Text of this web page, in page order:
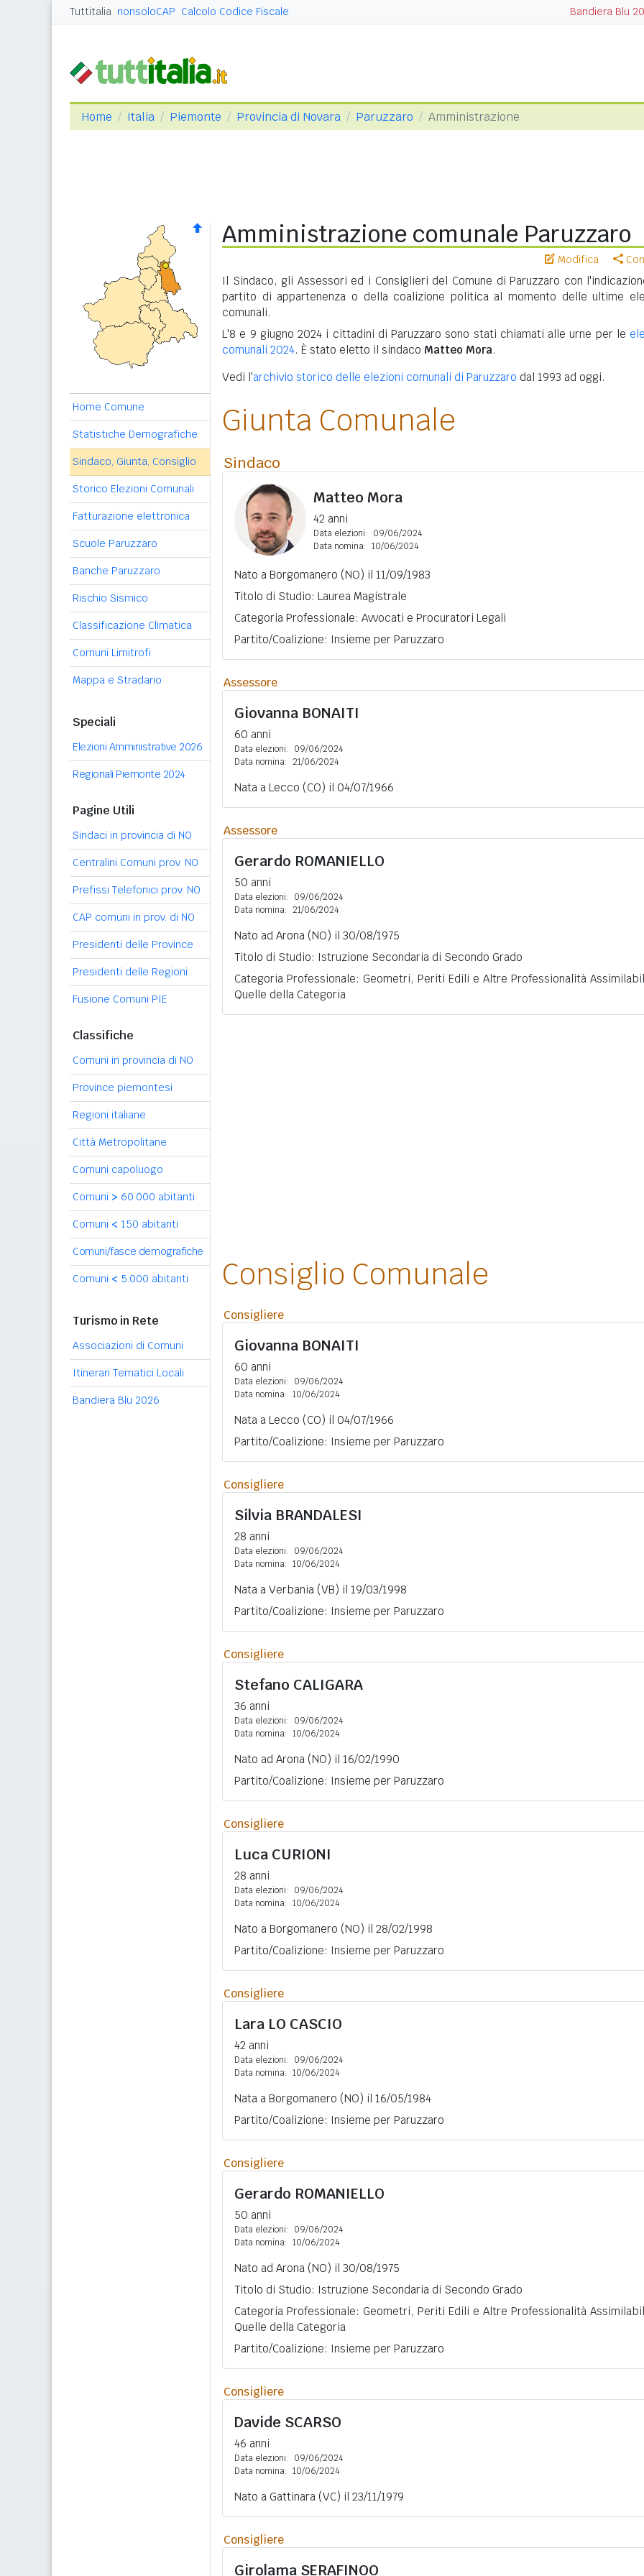
Tuttitalia nonsoloCAP Calcolo Codice Fiscale Bandiera Blu
Home Italia Piemonte Provincia di Novara Paruzzaro Amministrazione
Home Comune
Statistiche Demografiche
Sindaco, Giunta, Consiglio
Storico Elezioni Comunali
Fatturazione elettronica
Scuole Paruzzaro
Banche Paruzzaro
Rischio Sismico
Classificazione Climatica
Comuni Limitrofi
Mappa e Stradario
Speciali
Elezioni Amministrative 2026
Regionali Piemonte 2024
Pagine Utili
Sindaci in provincia di NO
Centralini Comuni prov. NO
Prefissi Telefonici prov. NO
CAP comuni in prov. di NO
Presidenti delle Province
Presidenti delle Regioni
Fusione Comuni PIE
Classifiche
Comuni in provincia di NO
Province piemontesi
Regioni italiane
Città Metropolitane
Comuni capoluogo
Comuni > 60.000 abitanti
Comuni < 150 abitanti
Comuni/fasce demografiche
Comuni < 5.000 abitanti
Turismo in Rete
Associazioni di Comuni
Itinerari Tematici Locali
Bandiera Blu 2026
Amministrazione comunale Paruzzaro
Modifica
Il Sindaco, gli Assessori ed i Consiglieri del Comune di Paruzzaro con
partito di appartenenza o della coalizione politica al momento delle ultime
comunali.
L'8 e 9 giugno 2024 i cittadini di Paruzzaro sono stati chiamati alle urne per le
comunali 2024. È stato eletto il sindaco Matteo Mora.
Vedi l'archivio storico delle elezioni comunali di Paruzzaro dal 1993 ad oggi.
Giunta Comunale
Sindaco
Matteo Mora
42 anni
Data elezioni:
09/06/2024
Data nomina: 10/06/2024
Nato a Borgomanero (NO) il 11/09/1983
Titolo di Studio: Laurea Magistrale
Categoria Professionale: Avvocati e Procuratori Legali
Partito/Coalizione: Insieme per Paruzzaro
Assessore
Giovanna BONAITI
60 anni
Data elezioni:
09/06/2024
Data nomina: 21/06/2024
Nata a Lecco (CO) il 04/07/1966
Assessore
Gerardo ROMANIELLO
50 anni
Data elezioni:
09/06/2024
Data nomina: 21/06/2024
Nato ad Arona (NO) il 30/08/1975
Titolo di Studio: Istruzione Secondaria di Secondo Grado
Categoria Professionale: Geometri, Periti Edili e Altre Professionalità
Quelle della Categoria
Consiglio Comunale
Consigliere
Giovanna BONAITI
60 anni
Data elezioni:
09/06/2024
Data nomina: 10/06/2024
Nata a Lecco (CO) il 04/07/1966
Partito/Coalizione: Insieme per Paruzzaro
Consigliere
Silvia BRANDALESI
28 anni
Data elezioni:
09/06/2024
Data nomina: 10/06/2024
Nata a Verbania (VB) il 19/03/1998
Partito/Coalizione: Insieme per Paruzzaro
Consigliere
Stefano CALIGARA
36 anni
Data elezioni:
09/06/2024
Data nomina: 10/06/2024
Nato ad Arona (NO) il 16/02/1990
Partito/Coalizione: Insieme per Paruzzaro
Consigliere
Luca CURIONI
28 anni
Data elezioni:
09/06/2024
Data nomina: 10/06/2024
Nato a Borgomanero (NO) il 28/02/1998
Partito/Coalizione: Insieme per Paruzzaro
Consigliere
Lara LO CASCIO
42 anni
Data elezioni:
09/06/2024
Data nomina: 10/06/2024
Nata a Borgomanero (NO) il 16/05/1984
Partito/Coalizione: Insieme per Paruzzaro
Consigliere
Gerardo ROMANIELLO
50 anni
Data elezioni:
09/06/2024
Data nomina: 10/06/2024
Nato ad Arona (NO) il 30/08/1975
Titolo di Studio: Istruzione Secondaria di Secondo Grado
Categoria Professionale: Geometri, Periti Edili e Altre Professionalità
Quelle della Categoria
Partito/Coalizione: Insieme per Paruzzaro
Consigliere
Davide SCARSO
46 anni
Data elezioni:
09/06/2024
Data nomina: 10/06/2024
Nato a Gattinara (VC) il 23/11/1979
Consigliere
Girolama SERAFINOO